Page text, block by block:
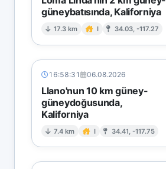
güneybatısında, Kaliforniya
17.3 km I 34.03, -117.27
16:58:31 06.08.2026
Llano'nun 10 km güney-
güneydoğusunda,
Kaliforniya
7.4 km I 34.41, -117.75